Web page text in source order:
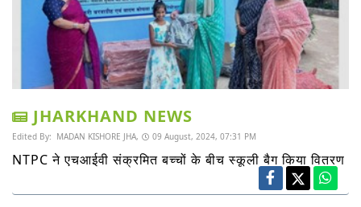
JHARKHAND NEWS
Edited By: MADAN KISHORE JHA, 09 August, 2024, 07:31 PM
NTPC ने एचआईवी संक्रमित बच्चों के बीच स्कूली बैग किया वितरण